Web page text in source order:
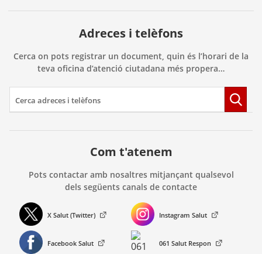
Adreces i telèfons
Cerca on pots registrar un document, quin és l’horari de la
teva oficina d’atenció ciutadana més propera…
Com t'atenem
Pots contactar amb nosaltres mitjançant qualsevol
dels següents canals de contacte
X Salut (Twitter)
. Obre en una nova finestra. Instagram Salut
. Obre en una nova finestra.
Facebook Salut
. Obre en una nova finestra. 061 Salut Respon
. Obre en una nova finestra.